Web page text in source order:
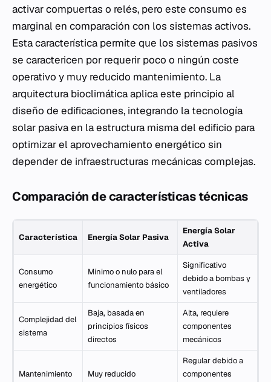
activar compuertas o relés, pero este consumo es
marginal en comparación con los sistemas activos.
Esta característica permite que los sistemas pasivos
se caractericen por requerir poco o ningún coste
operativo y muy reducido mantenimiento. La
arquitectura bioclimática aplica este principio al
diseño de edificaciones, integrando la tecnología
solar pasiva en la estructura misma del edificio para
optimizar el aprovechamiento energético sin
depender de infraestructuras mecánicas complejas.
Comparación de características técnicas
Característica Energía Solar Pasiva
Energía Solar
Activa
Consumo
energético
Mínimo o nulo para el
funcionamiento básico
Significativo
debido a bombas y
ventiladores
Complejidad del
sistema
Baja, basada en
principios físicos
directos
Alta, requiere
componentes
mecánicos
Mantenimiento Muy reducido
Regular debido a
componentes